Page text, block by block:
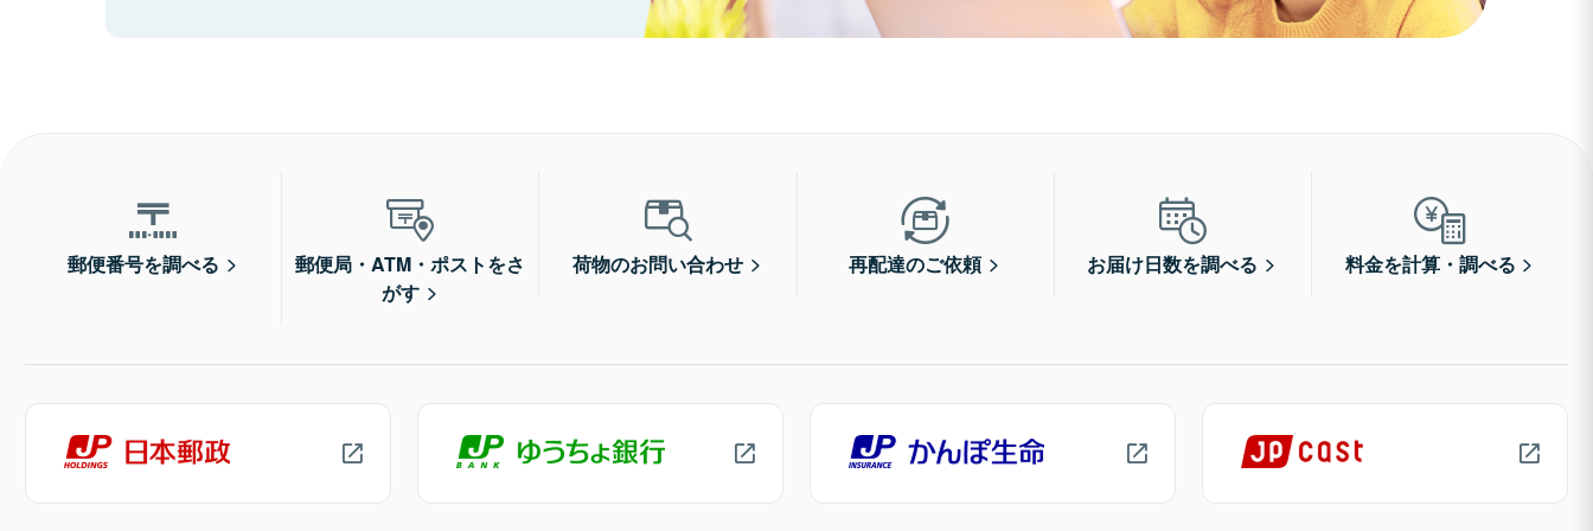
郵便番号を調べる
郵便局・ATM・ポストをさ
がす
荷物のお問い合わせ 再配達のご依頼 お届け日数を調べる 料金を計算・調べる